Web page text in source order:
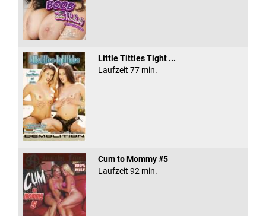
Little Titties Tight ...
Laufzeit 77 min.
Cum to Mommy #5
Laufzeit 92 min.